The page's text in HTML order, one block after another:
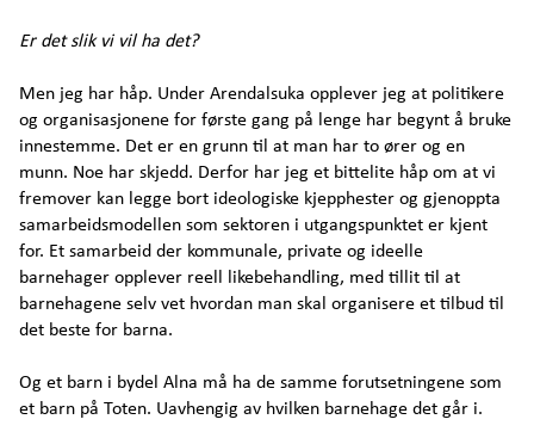
Er det slik vi vil ha det?
Men jeg har håp. Under Arendalsuka opplever jeg at politikere
og organisasjonene for første gang på lenge har begynt å bruke
innestemme. Det er en grunn til at man har to ører og en
munn. Noe har skjedd. Derfor har jeg et bittelite håp om at vi
fremover kan legge bort ideologiske kjepphester og gjenoppta
samarbeidsmodellen som sektoren i utgangspunktet er kjent
for. Et samarbeid der kommunale, private og ideelle
barnehager opplever reell likebehandling, med tillit til at
barnehagene selv vet hvordan man skal organisere et tilbud til
det beste for barna.
Og et barn i bydel Alna må ha de samme forutsetningene som
et barn på Toten. Uavhengig av hvilken barnehage det går i.